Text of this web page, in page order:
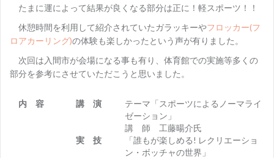
たまに運によって結果が良くなる部分は正に！軽スポーツ！！
休憩時間を利用して紹介されていたガラッキーやフロッカー(フ
ロアカーリング)の体験も楽しかったという声が有りました。
次回は入間市が会場になる事も有り、体育館での実施等多くの
部分を参考にさせていただこうと思いました。
内 容 講 演
テーマ「スポーツによるノーマライ
ゼーション」
講 師 工藤暘介氏
実 技
「誰もが楽しめる! レクリエーショ
ン・ボッチャの世界」